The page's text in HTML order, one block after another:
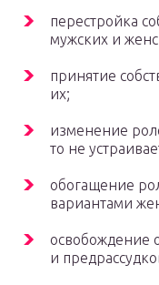
перестройка
мужских и
принятие
их;
изменение
то не
обогащение
вариантами
освобождение
и